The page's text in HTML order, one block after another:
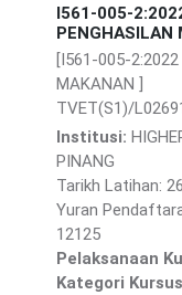
I561-005-
PENGHASILAN
[I561-005-2:2022
MAKANAN ]
TVET(S1)/
Institusi:
PINANG
Tarikh Latihan:
Yuran
12125
Pelaksanaan
Kategori